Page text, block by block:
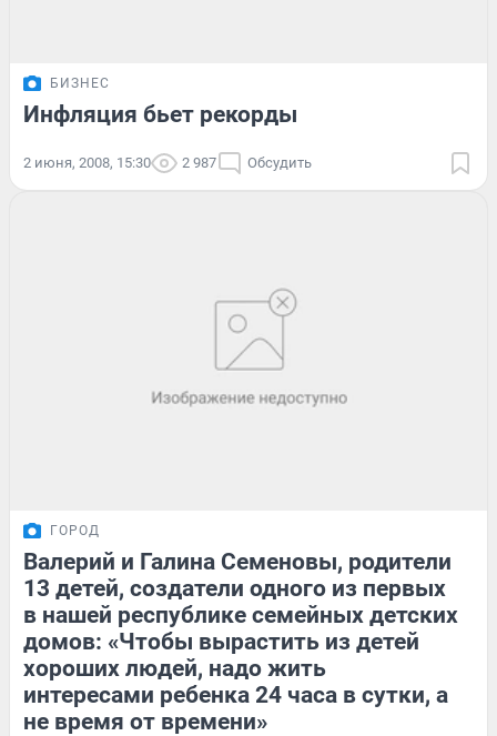
БИЗНЕС
Инфляция бьет рекорды
2 июня, 2008, 15:30 2 987 Обсудить
ГОРОД
Валерий и Галина Семеновы, родители
13 детей, создатели одного из первых
в нашей республике семейных детских
домов: «Чтобы вырастить из детей
хороших людей, надо жить
интересами ребенка 24 часа в сутки, а
не время от времени»